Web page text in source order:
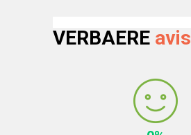
VERBAERE avis